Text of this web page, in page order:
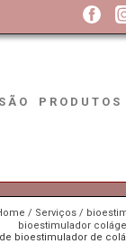
PRODUTOS
Serviços
bioestimulador
bioestimulador de